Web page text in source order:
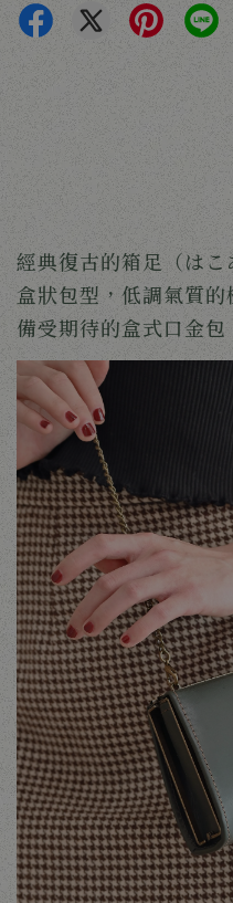
經典復古的箱足（は
盒狀包型，低調氣質的
備受期待的盒式口金包